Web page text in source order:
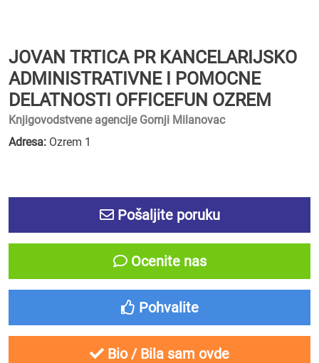
JOVAN TRTICA PR KANCELARIJSKO
ADMINISTRATIVNE I POMOCNE
DELATNOSTI OFFICEFUN OZREM
Knjigovodstvene agencije Gornji Milanovac
Adresa: Ozrem 1
Pošaljite poruku
Ocenite nas
Pohvalite
Bio / Bila sam ovde